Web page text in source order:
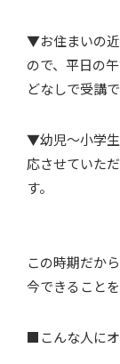
▼お住まいの
ので、平日の
どなしで受講で
▼幼児〜小学
応させていた
す。
この時期だか
今できること
■こんな人に